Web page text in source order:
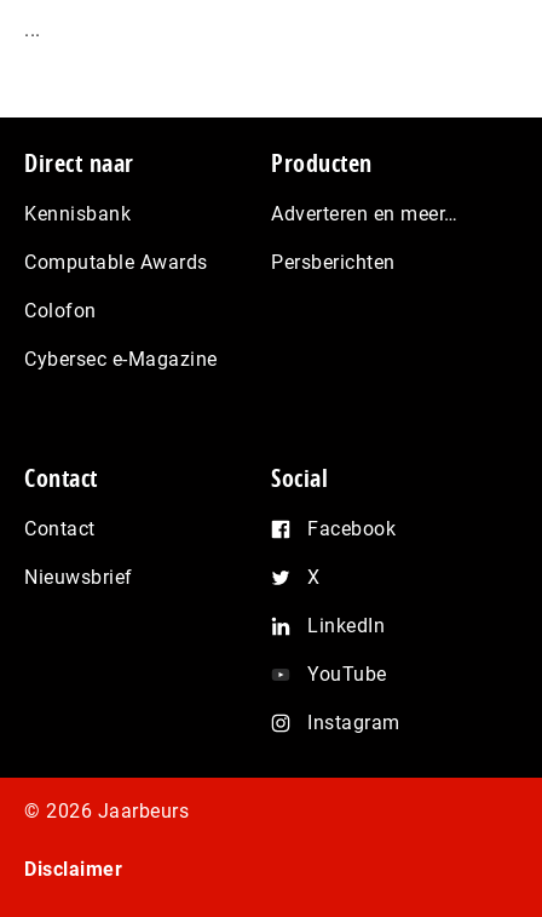
...
Footer
Direct naar
Kennisbank
Computable Awards
Colofon
Cybersec e-Magazine
Producten
Adverteren en meer…
Persberichten
Contact
Contact
Nieuwsbrief
Social
Facebook
X
LinkedIn
YouTube
Instagram
© 2026 Jaarbeurs
Disclaimer